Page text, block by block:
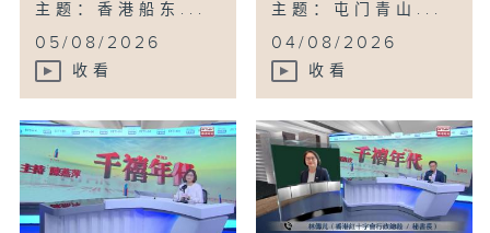
主题：香港船东...
05/08/2026
收看
主题：屯门青山...
04/08/2026
收看